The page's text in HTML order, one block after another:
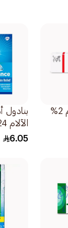
فيوسيدين كريم 2%
بنادول
الآلام 24قرص
6.05